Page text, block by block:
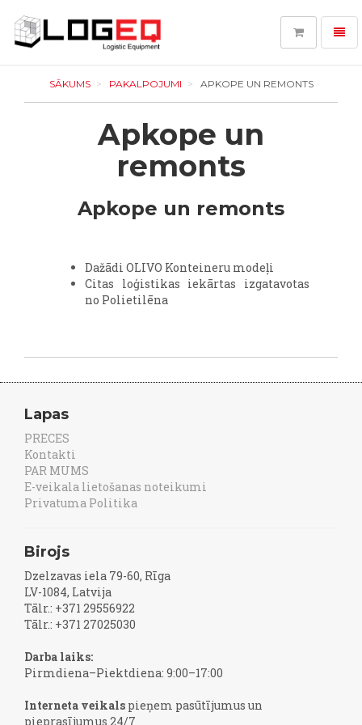
LOGEQ
SĀKUMS PAKALPOJUMI APKOPE UN REMONTS
Apkope un
remonts
Apkope un remonts
Dažādi OLIVO Konteineru modeļi
Citas loģistikas iekārtas izgatavotas
no Polietilēna
Lapas
PRECES
Kontakti
PAR MUMS
E-veikala lietošanas noteikumi
Privatuma Politika
Birojs
Dzelzavas iela 79-60, Rīga
LV-1084, Latvija
Tālr.: +371 29556922
Tālr.: +371 27025030
Darba laiks:
Pirmdiena–Piektdiena: 9:00–17:00
Interneta veikals pieņem pasūtījumus un
pieprasījumus 24/7